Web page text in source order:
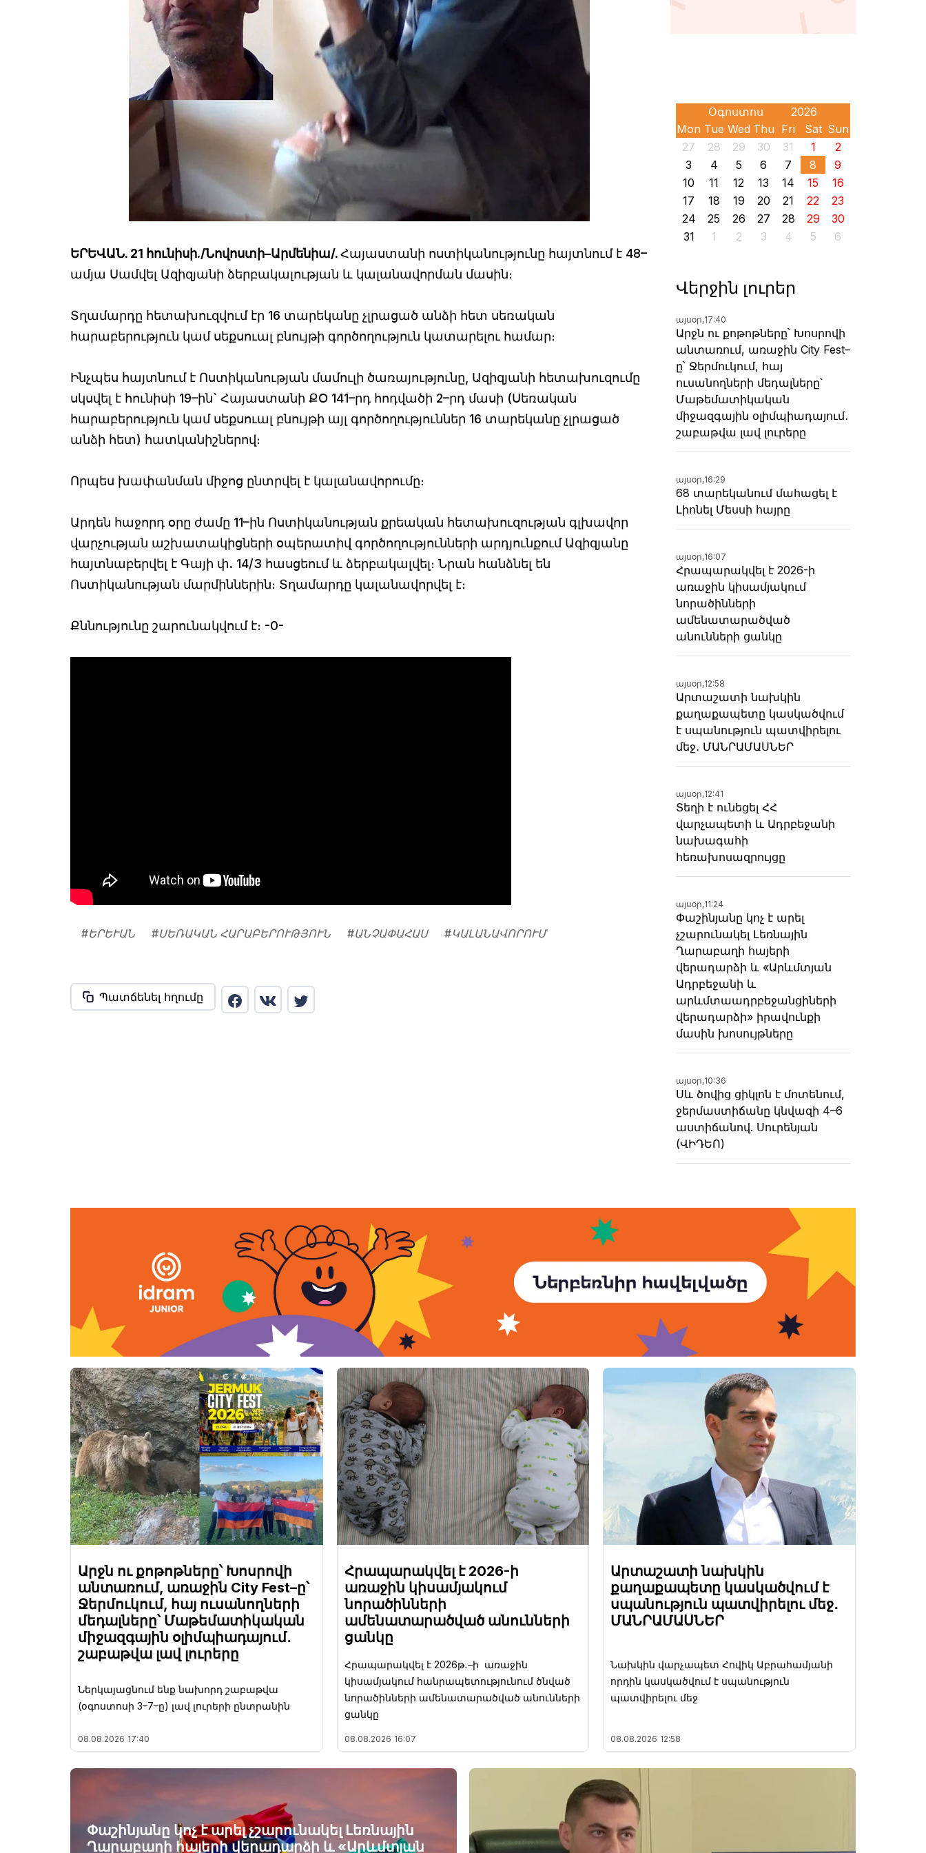
ԵՐԵՎԱՆ. 21 հունիսի./Նովոստի–Արմենիա/.Հայաստանի ոստիկանությունը հայտնում է 48–
ամյա Սամվել Ազիզյանի ձերբակալության և կալանավորման մասին։
Տղամարդը հետախուզվում էր 16 տարեկանը չլրացած անձի հետ սեռական
հարաբերություն կամ սեքսուալ բնույթի գործողություն կատարելու համար։
Ինչպես հայտնում է Ոստիկանության մամուլի ծառայությունը, Ազիզյանի հետախուզումը
սկսվել է հունիսի 19–ին` Հայաստանի ՔՕ 141–րդ հոդվածի 2–րդ մասի (Սեռական
հարաբերություն կամ սեքսուալ բնույթի այլ գործողություններ 16 տարեկանը չլրացած
անձի հետ) հատկանիշներով։
Որպես խափանման միջոց ընտրվել է կալանավորումը։
Արդեն հաջորդ օրը ժամը 11–ին Ոստիկանության քրեական հետախուզության գլխավոր
վարչության աշխատակիցների օպերատիվ գործողությունների արդյունքում Ազիզյանը
հայտնաբերվել է Գայի փ. 14/3 հասցեում և ձերբակալվել։ Նրան հանձնել են
Ոստիկանության մարմիններին։ Տղամարդը կալանավորվել է։
Քննությունը շարունակվում է։ -0-
#ԵՐԵՒԱՆ #ՍԵՌԱԿԱՆ ՀԱՐԱԲԵՐՈՒԹՅՈՒՆ #ԱՆՉԱՓԱՀԱՍ #ԿԱԼԱՆԱՎՈՐՈՒՄ
Պատճենել հղումը
Mon Tue Wed Thu Fri Sat Sun
27
28 29 30 31 1
2
3
4 5 6 7 8
9
10
11 12 13 14 15
16
17
18 19 20 21 22
23
24
25 26 27 28 29
30
31
1 2 3 4 5 6
Վերջին լուրեր
այսօր,17:40
Արջն ու քոթոթները՝ Խոսրովի
անտառում, առաջին City Fest–
ը՝ Ջերմուկում, հայ
ուսանողների մեդալները՝
Մաթեմատիկական
միջազգային օլիմպիադայում․
շաբաթվա լավ լուրերը
այսօր,16:29
68 տարեկանում մահացել է
Լիոնել Մեսսի հայրը
այսօր,16:07
Հրապարակվել է 2026-ի
առաջին կիսամյակում
նորածինների
ամենատարածված
անունների ցանկը
այսօր,12:58
Արտաշատի նախկին
քաղաքապետը կասկածվում
է սպանություն պատվիրելու
մեջ․ ՄԱՆՐԱՄԱՍՆԵՐ
այսօր,12:41
Տեղի է ունեցել ՀՀ
վարչապետի և Ադրբեջանի
նախագահի
հեռախոսազրույցը
այսօր,11:24
Փաշինյանը կոչ է արել
չշարունակել Լեռնային
Ղարաբաղի հայերի
վերադարձի և «Արևմտյան
Ադրբեջանի և
արևմտաադրբեջանցիների
վերադարձի» իրավունքի
մասին խոսույթները
այսօր,10:36
Սև ծովից ցիկլոն է մոտենում,
ջերմաստիճանը կնվազի 4–6
աստիճանով. Սուրենյան
(ՎԻԴԵՈ)
Արջն ու քոթոթները՝ Խոսրովի
անտառում, առաջին City Fest–ը՝
Ջերմուկում, հայ ուսանողների
մեդալները՝ Մաթեմատիկական
միջազգային օլիմպիադայում․
շաբաթվա լավ լուրերը
Ներկայացնում ենք նախորդ շաբաթվա
(օգոստոսի 3–7–ը) լավ լուրերի ընտրանին
08.08.2026 17:40
Հրապարակվել է 2026-ի
առաջին կիսամյակում
նորածինների
ամենատարածված անունների
ցանկը
Հրապարակվել է 2026թ․–ի առաջին
կիսամյակում հանրապետությունում ծնված
նորածինների ամենատարածված անունների
ցանկը
08.08.2026 16:07
Արտաշատի նախկին
քաղաքապետը կասկածվում է
սպանություն պատվիրելու մեջ․
ՄԱՆՐԱՄԱՍՆԵՐ
Նախկին վարչապետ Հովիկ Աբրահամյանի
որդին կասկածվում է սպանություն
պատվիրելու մեջ
08.08.2026 12:58
Փաշինյանը կոչ է արել չշարունակել Լեռնային
Ղարաբաղի հայերի վերադարձի և «Արևմտյան